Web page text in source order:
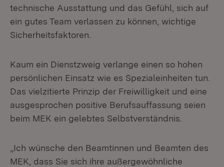
technische Ausstattung und das Gefühl, sich auf
ein gutes Team verlassen zu können, wichtige
Sicherheitsfaktoren.
Kaum ein Dienstzweig verlange einen so hohen
persönlichen Einsatz wie es Spezialeinheiten tun.
Das vielzitierte Prinzip der Freiwilligkeit und eine
ausgesprochen positive Berufsauffassung seien
beim MEK ein gelebtes Selbstverständnis.
„Ich wünsche den Beamtinnen und Beamten des
MEK, dass Sie sich ihre außergewöhnliche